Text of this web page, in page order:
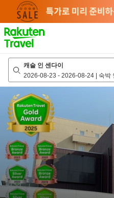
page
캐슬 인 센다이
2026-08-23 - 2026-08-24 | 숙박